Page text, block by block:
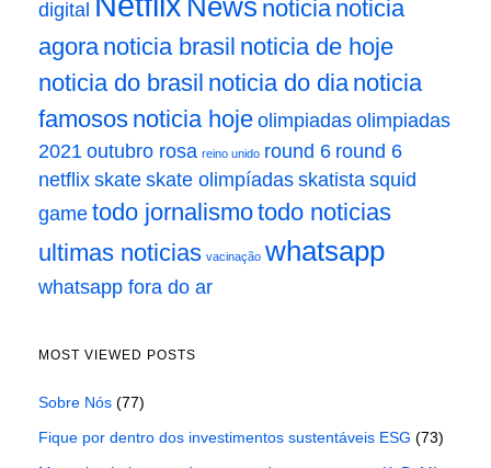
digital
News noticia noticia
agora noticia brasil noticia de hoje
noticia do brasil noticia do dia noticia
famosos noticia hoje olimpiadas olimpiadas
2021 outubro rosa reino unido round 6 round 6
netflix skate skate olimpíadas skatista squid
game todo jornalismotodo noticias
ultimas noticias vacinação whatsapp
whatsapp fora do ar
MOST VIEWED POSTS
Sobre Nós (77)
Fique por dentro dos investimentos sustentáveis ESG (73)